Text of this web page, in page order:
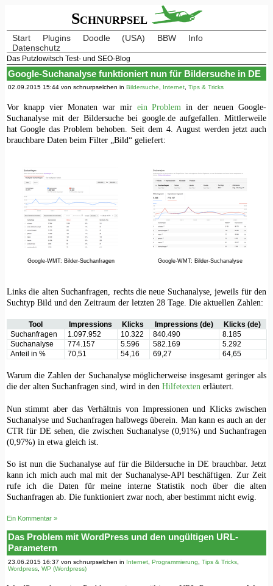
Schnurpsel
Start Plugins Doodle (USA) BBW
Info
Datenschutz
Das Putzlowitsch Test- und SEO-Blog
Google-Suchanalyse funktioniert nun für Bildersuche in DE
02.09.2015 15:44 von schnurpselchen in Bildersuche Internet, Tips & Tricks
Vor knapp vier Monaten war mir ein Problem in der neuen Google-
Suchanalyse mit der Bildersuche bei google.de aufgefallen. Mittlerweile
hat Google das Problem behoben. Seit dem 4. August werden jetzt auch
brauchbare Daten beim Filter „Bild“ geliefert:
Google-WMT: Bilder-Suchanfragen Google-WMT: Bilder-Suchanalyse
Links die alten Suchanfragen, rechts die neue Suchanalyse, jeweils für den
Suchtyp Bild und den Zeitraum der letzten 28 Tage. Die aktuellen Zahlen:
Tool Impressions Klicks Impressions (de)
Klicks (de)
Suchanfragen
1.097.952 10.322 840.490
8.185
Suchanalyse
774.157 5.596 582.169
5.292
Anteil in %
70,51 54,16 69,27 64,65
Warum die Zahlen der Suchanalyse möglicherweise insgesamt geringer als
die der alten Suchanfragen sind, wird in den Hilfetextenerläutert.
Nun stimmt aber das Verhältnis von Impressionen und Klicks zwischen
Suchanalyse und Suchanfragen halbwegs überein. Man kann es auch an der
CTR für DE sehen, die zwischen Suchanalyse (0,91%) und Suchanfragen
(0,97%) in etwa gleich ist.
So ist nun die Suchanalyse auf für die Bildersuche in DE brauchbar. Jetzt
kann ich mich auch mal mit der Suchanalyse-API beschäftigen. Zur Zeit
rufe ich die Daten für meine interne Statistik noch über die alten
Suchanfragen ab. Die funktioniert zwar noch, aber bestimmt nicht ewig.
Ein Kommentar »
Das Problem mit WordPress und den ungültigen URL-
Parametern
23.06.2015 16:37 von schnurpselchen in Internet, Programmierung Tips & Tricks,
Wordpress, WP (Wordpress)